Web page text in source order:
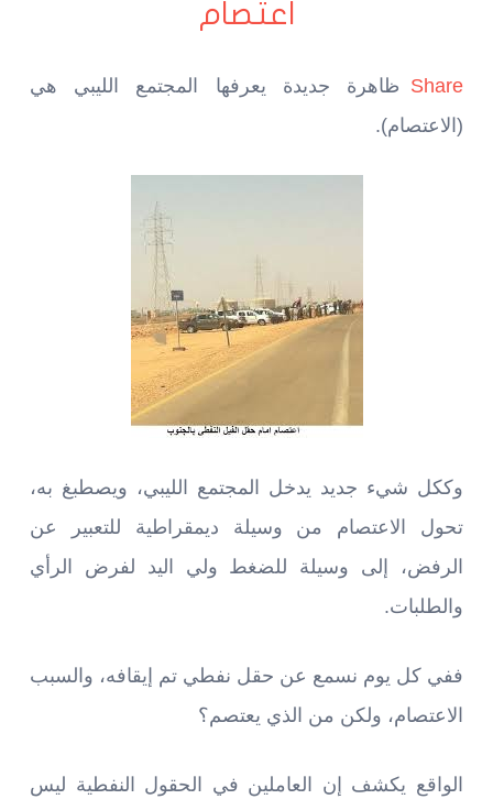
اعتصام
Share ظاهرة جديدة يعرفها المجتمع الليبي هي
(الاعتصام).
وككل شيء جديد يدخل المجتمع الليبي، ويصطبغ به،
تحول الاعتصام من وسيلة ديمقراطية للتعبير عن
الرفض، إلى وسيلة للضغط ولي اليد لفرض الرأي
والطلبات.
ففي كل يوم نسمع عن حقل نفطي تم إيقافه، والسبب
الاعتصام، ولكن من الذي يعتصم؟
الواقع يكشف إن العاملين في الحقول النفطية ليس